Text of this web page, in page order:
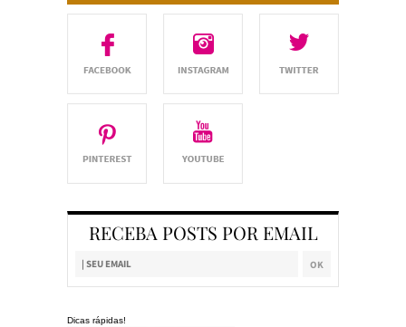
RECEBA POSTS POR EMAIL
Dicas rápidas!